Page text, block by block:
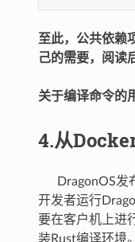
至此，公共依赖
己的需要，阅读
关于编译命令的
4.从
DragonOS发
开发者运行
要在客户机上进
装Rust编译环境。